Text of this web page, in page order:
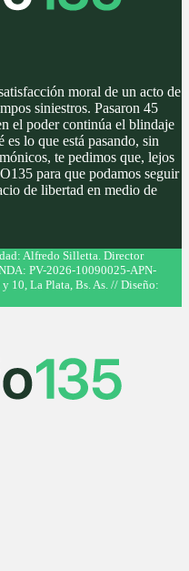
moral de un acto de
siniestros. Pasaron 45
el poder continúa el blindaje
es lo que está pasando, sin
te pedimos que, lejos
para que podamos seguir
de libertad en medio de
Alfredo Silletta. Director
PV-2026-10090025-APN-
10, La Plata, Bs. As. // Diseño: